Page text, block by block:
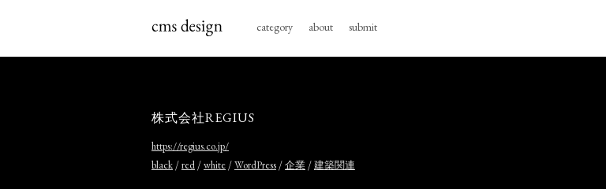
category about submit
株式会社REGIUS
https://regius.co.jp/
black /red /white /WordPress /企業 /建築関連